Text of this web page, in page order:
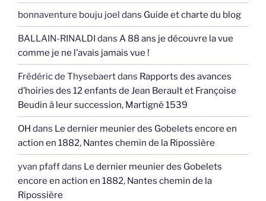
bonnaventure bouju joel dans Guide et charte du blog
BALLAIN-RINALDI dans A 88 ans je découvre la vue
comme je ne l’avais jamais vue !
Frédéric de Thysebaertdans Rapports des avances
d’hoiries des 12 enfants de Jean Berault et Françoise
Beudin à leur succession, Martigné 1539
OH dans Le dernier meunier des Gobelets encore en
action en 1882, Nantes chemin de la Ripossière
yvan pfaffdans Le dernier meunier des Gobelets
encore en action en 1882, Nantes chemin de la
Ripossière